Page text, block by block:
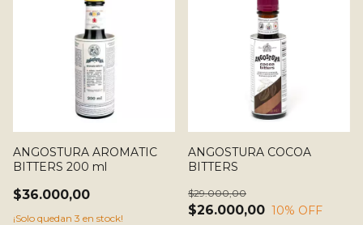
ANGOSTURA AROMATIC
BITTERS 200 ml
$36.000,00
¡Solo quedan 3 en stock!
ANGOSTURA COCOA
BITTERS
$26.000,00
$29.000,00
10% OFF